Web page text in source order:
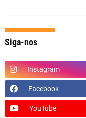
Siga-nos
Instagram
Facebook
YouTube